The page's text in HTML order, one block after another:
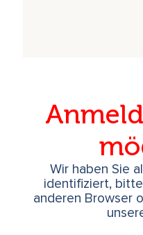
Wir haben Sie
identifiziert,
anderen Browser